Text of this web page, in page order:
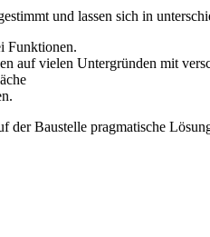
und lassen sich in
Funktionen.
auf vielen Untergründen mit
der Baustelle pragmatische